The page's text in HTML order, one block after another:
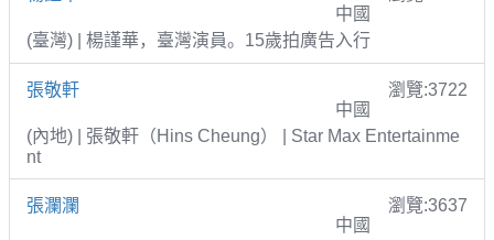
中國
(臺灣) | 楊謹華，臺灣演員。15歲拍廣告入行
張敬軒
瀏覽:3722
中國
(內地) | 張敬軒（Hins Cheung） | Star Max Entertainme
nt
張瀾瀾
瀏覽:3637
中國